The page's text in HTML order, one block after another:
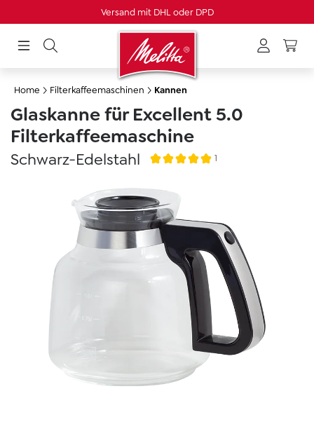
Versand mit DHL oder DPD
Home Filterkaffeemaschinen Kannen
Glaskanne für Excellent 5.0
Filterkaffeemaschine
Schwarz-Edelstahl 1
Bildergalerie überspringen